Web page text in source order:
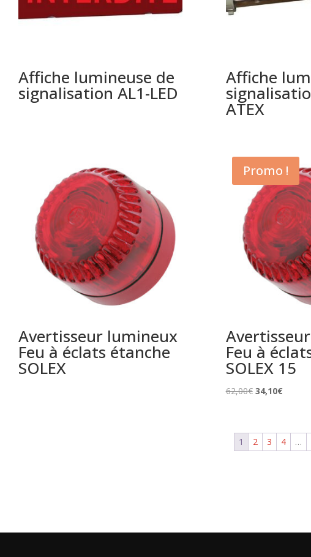
Affiche lumineuse de
signalisation AL1-LED
Affiche
ATEX
Avertisseur lumineux
Feu à éclats étanche
SOLEX
Promo !
Feu à
SOLEX 15
62,00€ Le
était :
62,00€.
34,10€Le
est :
34,10€.
1 2 3 4 …